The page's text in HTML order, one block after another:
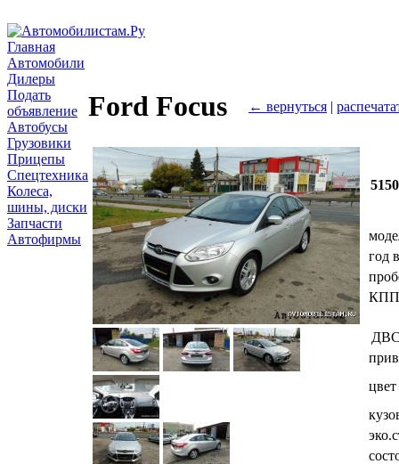
Главная
Автомобили
Дилеры
Подать
объявление
Автобусы
Грузовики
Прицепы
Спецтехника
Колеса,
шины, диски
Запчасти
Автофирмы
Ford Focus ← вернуться |
год
КПП
цвет